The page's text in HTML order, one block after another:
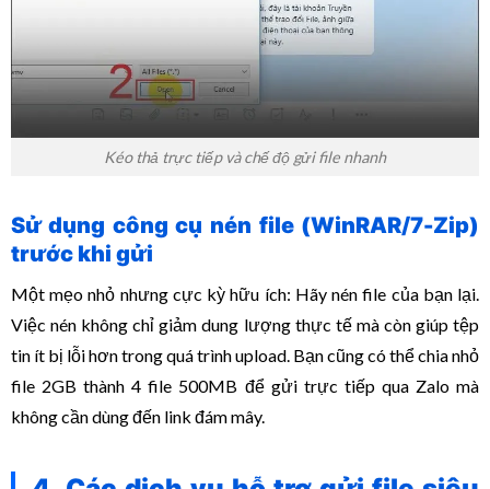
Kéo thả trực tiếp và chế độ gửi file nhanh
Sử dụng công cụ nén file (WinRAR/7-Zip)
trước khi gửi
Một mẹo nhỏ nhưng cực kỳ hữu ích: Hãy nén file của bạn lại.
Việc nén không chỉ giảm dung lượng thực tế mà còn giúp tệp
tin ít bị lỗi hơn trong quá trình upload. Bạn cũng có thể chia nhỏ
file 2GB thành 4 file 500MB để gửi trực tiếp qua Zalo mà
không cần dùng đến link đám mây.